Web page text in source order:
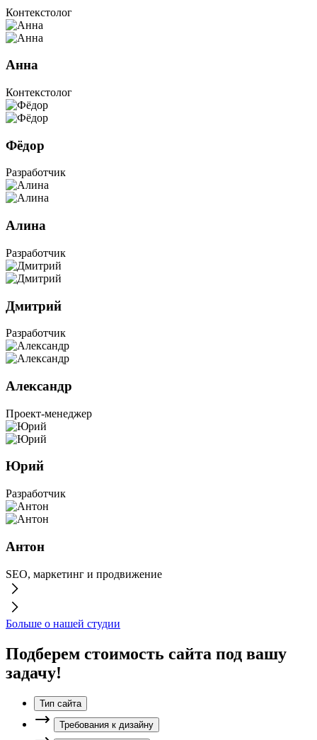
Контекстолог
Анна
Контекстолог
Фёдор
Разработчик
Алина
Разработчик
Дмитрий
Разработчик
Александр
Проект-менеджер
Юрий
Разработчик
Антон
SEO, маркетинг и продвижение
Больше о нашей студии
Подберем стоимость сайта под вашу
задачу!
Тип сайта
Требования к дизайну